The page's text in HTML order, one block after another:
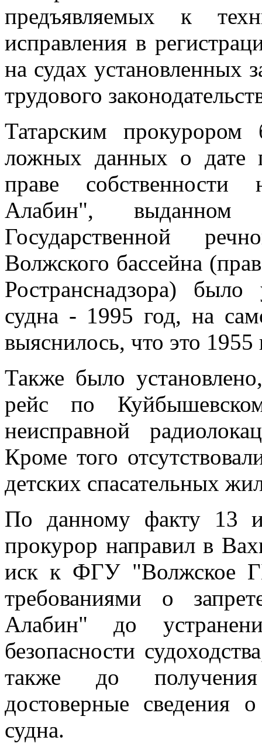
предъявляемых к
исправления в
на судах установленных
трудового
Татарским
ложных данных о дате
праве собственности
Алабин",
Государственной
Волжского бассейна
Ространснадзора)
судна - 1995 год, на
выяснилось, что это 1955
Также было
рейс по
неисправной
Кроме того
детских спасательных
По данному факту 13
прокурор направил в
иск к ФГУ "Волжское
требованиями о
Алабин" до
безопасности
также до
достоверные сведения
судна.